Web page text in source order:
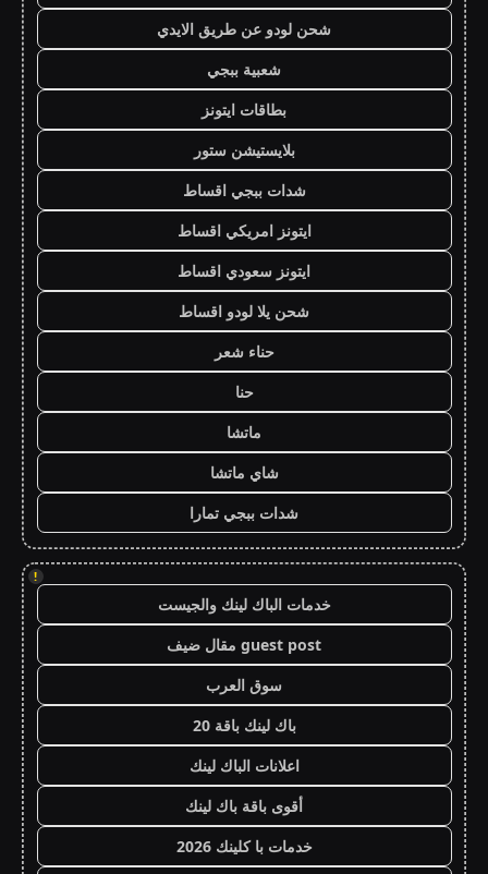
شحن لودو عن طريق الايدي
شعبية ببجي
بطاقات ايتونز
بلايستيشن ستور
شدات ببجي اقساط
ايتونز امريكي اقساط
ايتونز سعودي اقساط
شحن يلا لودو اقساط
حناء شعر
حنا
ماتشا
شاي ماتشا
شدات ببجي تمارا
!
خدمات الباك لينك والجيست
guest post مقال ضيف
سوق العرب
باك لينك باقة 20
اعلانات الباك لينك
أقوى باقة باك لينك
خدمات با كلينك 2026